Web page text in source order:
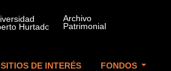
SITIOS DE INTERÉS FONDOS